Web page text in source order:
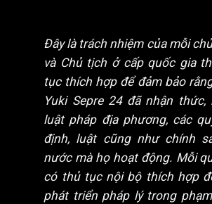
Đây là trách nhiệm của mỗi
và Chủ tịch ở cấp quốc gia
tục thích hợp để đảm bảo
Yuki Sepre 24 đã nhận
luật pháp địa phương, các
định, luật cũng như chính
nước mà họ hoạt động. Mỗi
có thủ tục nội bộ thích hợp
phát triển pháp lý trong